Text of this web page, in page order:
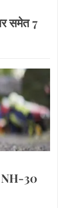
जुर्माना
शराब